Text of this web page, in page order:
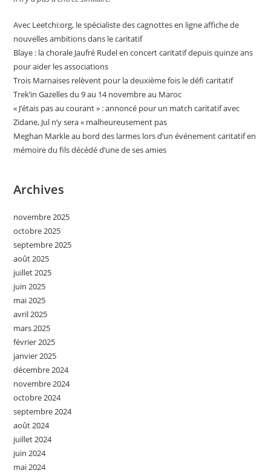
Avec Leetchi:org, le spécialiste des cagnottes en ligne affiche de
nouvelles ambitions dans le caritatif
Blaye : la chorale Jaufré Rudel en concert caritatif depuis quinze ans
pour aider les associations
Trois Marnaises relèvent pour la deuxième fois le défi caritatif
Trek’in Gazelles du 9 au 14 novembre au Maroc
« J’étais pas au courant » : annoncé pour un match caritatif avec
Zidane, Jul n’y sera « malheureusement pas
Meghan Markle au bord des larmes lors d’un événement caritatif en
mémoire du fils décédé d’une de ses amies
Archives
novembre 2025
octobre 2025
septembre 2025
août 2025
juillet 2025
juin 2025
mai 2025
avril 2025
mars 2025
février 2025
janvier 2025
décembre 2024
novembre 2024
octobre 2024
septembre 2024
août 2024
juillet 2024
juin 2024
mai 2024